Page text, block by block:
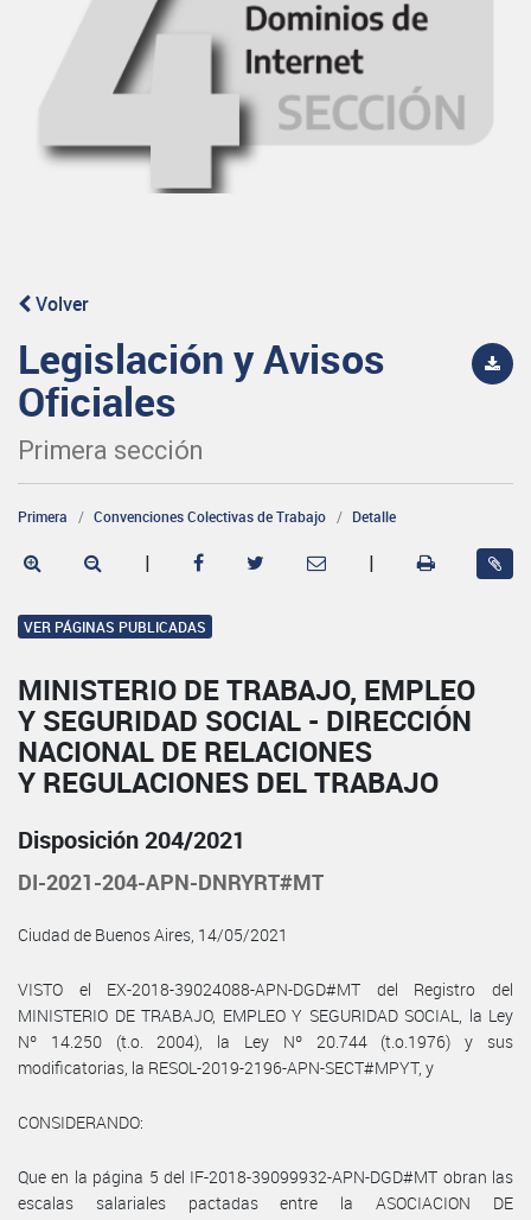
Volver
Legislación y Avisos
Oficiales
Primera sección
Primera Convenciones Colectivas de Trabajo Detalle
| |
VER PÁGINAS PUBLICADAS
MINISTERIO DE TRABAJO, EMPLEO
Y SEGURIDAD SOCIAL - DIRECCIÓN
NACIONAL DE RELACIONES
Y REGULACIONES DEL TRABAJO
Disposición 204/2021
DI-2021-204-APN-DNRYRT#MT
Ciudad de Buenos Aires, 14/05/2021
VISTO el EX-2018-39024088-APN-DGD#MT del Registro del
MINISTERIO DE TRABAJO, EMPLEO Y SEGURIDAD SOCIAL, la Ley
Nº 14.250 (t.o. 2004), la Ley Nº 20.744 (t.o.1976) y sus
modificatorias, la RESOL-2019-2196-APN-SECT#MPYT, y
CONSIDERANDO:
Que en la página 5 del IF-2018-39099932-APN-DGD#MT obran las
escalas salariales pactadas entre la ASOCIACION DE